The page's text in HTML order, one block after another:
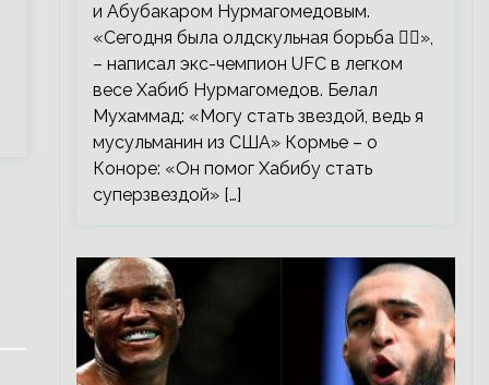
и Абубакаром Нурмагомедовым.
«Сегодня была олдскульная борьба 🤼‍♂️»,
– написал экс-чемпион UFC в легком
весе Хабиб Нурмагомедов. Белал
Мухаммад: «Могу стать звездой, ведь я
мусульманин из США» Кормье – о
Коноре: «Он помог Хабибу стать
суперзвездой» […]